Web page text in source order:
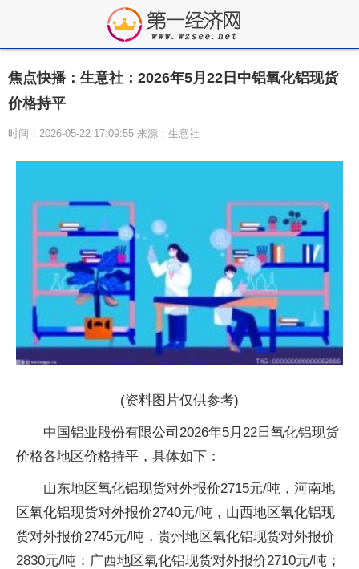
焦点快播：生意社：2026年5月22日中铝氧化铝现货
价格持平
时间：2026-05-22 17:09:55 来源：生意社
(资料图片仅供参考)
中国铝业股份有限公司2026年5月22日氧化铝现货
价格各地区价格持平，具体如下：
山东地区氧化铝现货对外报价2715元/吨，河南地
区氧化铝现货对外报价2740元/吨，山西地区氧化铝现
货对外报价2745元/吨，贵州地区氧化铝现货对外报价
2830元/吨；广西地区氧化铝现货对外报价2710元/吨；